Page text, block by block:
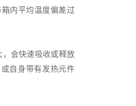
内平均温度偏差过
会快速吸收或释放
自身带有发热元件